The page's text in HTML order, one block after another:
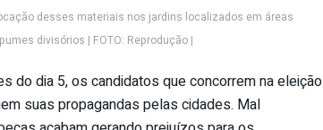
desses materiais nos jardins localizados em áreas
divisórios | FOTO: Reprodução |
do dia 5, os candidatos que concorrem na eleição
suas propagandas pelas cidades. Mal